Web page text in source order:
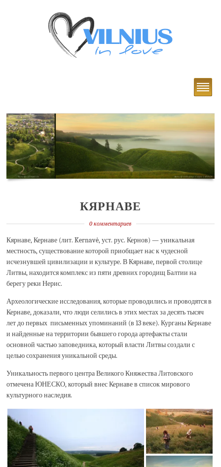
КЯРНАВЕ
0 комментариев
Кярнаве, Кернаве (лит. Kernavė, уст. рус. Кернов) — уникальная
местность, существование которой приобщает нас к чудесной
исчезнувшей цивилизации и культуре. В Кярнаве, первой столице
Литвы, находится комплекс из пяти древних городищ Балтии на
берегу реки Нерис.
Археологические исследования, которые проводились и проводятся в
Кернаве, доказали, что люди селились в этих местах за десять тысяч
лет до первых письменных упоминаний (в 13 веке). Курганы Кернаве
и найденные на территории бывшего города артефакты стали
основной частью заповедника, который власти Литвы создали с
целью сохранения уникальной среды.
Уникальность первого центра Великого Княжества Литовского
отмечена ЮНЕСКО, который внес Кернаве в список мирового
культурного наследия.